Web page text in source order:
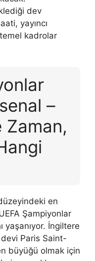
dev
yayıncı
kadrolar
–
Zaman,
en
Şampiyonlar
yaşanıyor. İngiltere
Paris Saint-
büyüğü olmak için